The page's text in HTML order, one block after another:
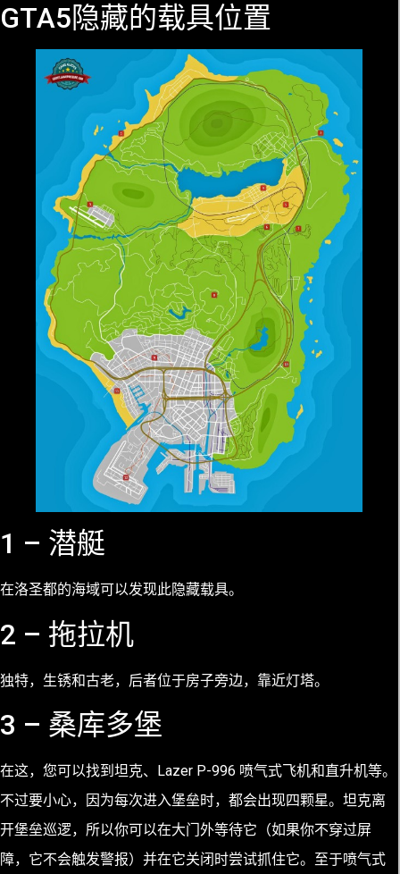
GTA5隐藏的载具位置
1 – 潜艇
在洛圣都的海域可以发现此隐藏载具。
2 – 拖拉机
独特，生锈和古老，后者位于房子旁边，靠近灯塔。
3 – 桑库多堡
在这，您可以找到坦克、Lazer P-996 喷气式飞机和直升机等。
不过要小心，因为每次进入堡垒时，都会出现四颗星。坦克离
开堡垒巡逻，所以你可以在大门外等待它（如果你不穿过屏
障，它不会触发警报）并在它关闭时尝试抓住它。至于喷气式